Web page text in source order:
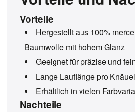
Vorteile
Hergestellt aus 100%
Baumwolle mit hohem Glanz
Geeignet für präzise und
Lange Lauflänge pro Knäuel
Erhältlich in vielen
Nachteile